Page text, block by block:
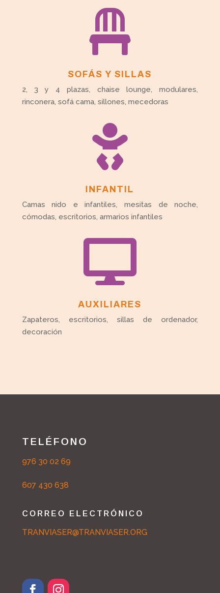

SOFÁS Y SILLAS
2, 3 y 4 plazas, chaise lounge, modulares,
rinconera, sofá cama, sillones, mecedoras

INFANTIL
Camas nido e infantiles, mesitas de noche,
cómodas, escritorios, armarios infantiles

AUXILIARES
Zapateros, escritorios, sillas de ordenador,
decoración
TELÉFONO
976 30 02 69
607 430 638
CORREO ELECTRÓNICO
TRANVIASER@TRANVIASER.ORG